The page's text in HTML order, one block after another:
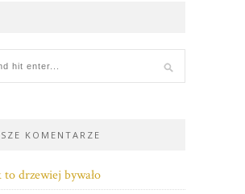
KOMENTARZE
to drzewiej bywało